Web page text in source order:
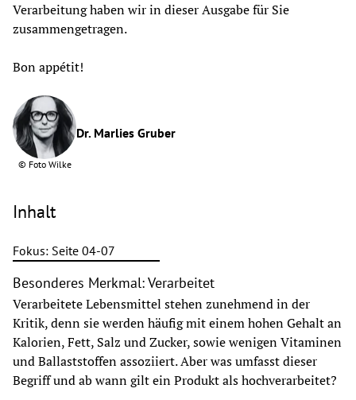
Verarbeitung haben wir in dieser Ausgabe für Sie
zusammengetragen.
Bon appétit!
© Foto Wilke
Dr. Marlies Gruber
Inhalt
Fokus: Seite 04-07
Besonderes Merkmal: Verarbeitet
Verarbeitete Lebensmittel stehen zunehmend in der
Kritik, denn sie werden häufig mit einem hohen Gehalt an
Kalorien, Fett, Salz und Zucker, sowie wenigen Vitaminen
und Ballaststoffen assoziiert. Aber was umfasst dieser
Begriff und ab wann gilt ein Produkt als hochverarbeitet?